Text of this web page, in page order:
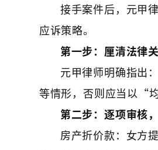
接手案件后，元甲
应诉策略。
第一步：厘清法律
元甲律师明确指出
等情形，否则应当以“
第二步：逐项审核
房产折价款：女方